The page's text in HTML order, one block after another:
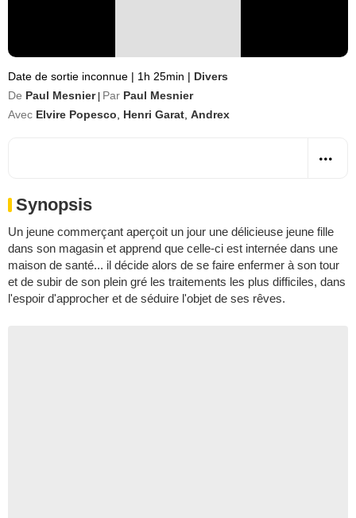
Date de sortie inconnue | 1h 25min | Divers
De Paul Mesnier Par Paul Mesnier
Avec Elvire Popesco Henri Garat Andrex
Synopsis
Un jeune commerçant aperçoit un jour une délicieuse jeune fille
dans son magasin et apprend que celle-ci est internée dans une
maison de santé... il décide alors de se faire enfermer à son tour
et de subir de son plein gré les traitements les plus difficiles, dans
l'espoir d'approcher et de séduire l'objet de ses rêves.